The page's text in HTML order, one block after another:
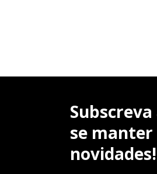
se manter
novidades!